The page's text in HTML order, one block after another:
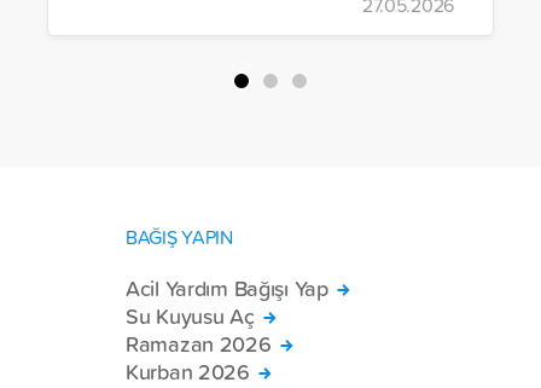
yürütülen son projeyle Suriye’nin Şam,
Halep, Hama, Humus ve İdlib
bölgelerinde zor şartlarda yaşayan
BAĞIŞ YAPIN
Acil Yardım Bağışı Yap
Su Kuyusu Aç
Ramazan 2026
Kurban 2026